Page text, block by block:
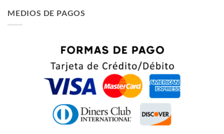
era:
MEDIOS DE PAGOS